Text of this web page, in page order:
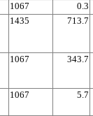
1067 0.3
1435 713.7
1067 343.7
1067 5.7